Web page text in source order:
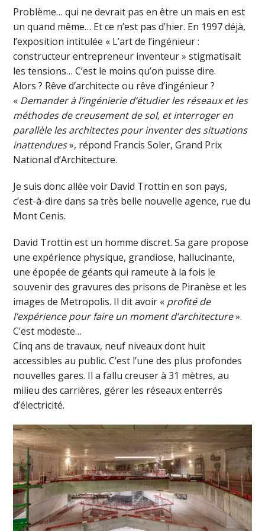
Problème… qui ne devrait pas en être un mais en est
un quand même… Et ce n’est pas d’hier. En 1997 déjà,
l’exposition intitulée « L’art de l’ingénieur :
constructeur entrepreneur inventeur » stigmatisait
les tensions… C’est le moins qu’on puisse dire.
Alors ? Rêve d’architecte ou rêve d’ingénieur ?
« Demander à l’ingénierie d’étudier les réseaux et les
méthodes de creusement de sol, et interroger en
parallèle les architectes pour inventer des situations
inattendues», répond Francis Soler, Grand Prix
National d’Architecture.
Je suis donc allée voir David Trottin en son pays,
c’est-à-dire dans sa très belle nouvelle agence, rue du
Mont Cenis.
David Trottin est un homme discret. Sa gare propose
une expérience physique, grandiose, hallucinante,
une épopée de géants qui rameute à la fois le
souvenir des gravures des prisons de Piranèse et les
images de Metropolis. Il dit avoir « profité de
l’expérience pour faire un moment d’architecture».
C’est modeste…
Cinq ans de travaux, neuf niveaux dont huit
accessibles au public. C’est l’une des plus profondes
nouvelles gares. Il a fallu creuser à 31 mètres, au
milieu des carrières, gérer les réseaux enterrés
d’électricité.